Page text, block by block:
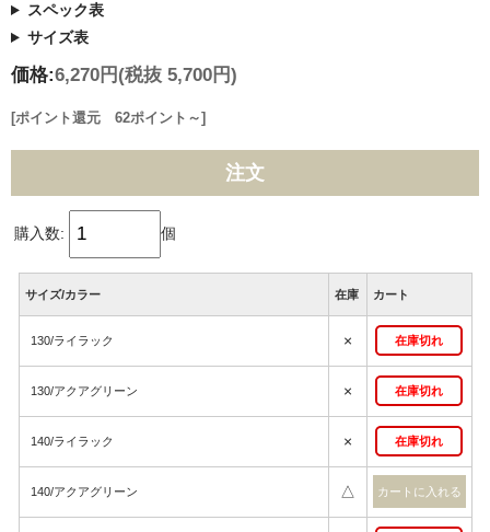
スペック表
サイズ表
価格:6,270円 (税抜 5,700円)
[ポイント還元 62ポイント～]
注文
購入数: 個
サイズ/カラー 在庫 カート
130/ライラック × 在庫切れ
130/アクアグリーン × 在庫切れ
140/ライラック × 在庫切れ
140/アクアグリーン △